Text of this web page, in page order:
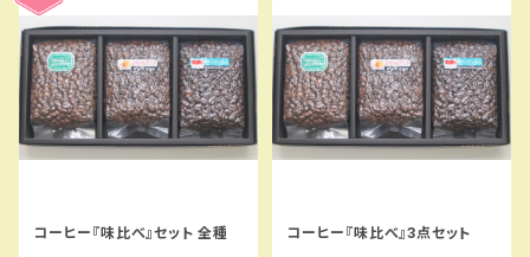
コーヒー『味比べ』セット 全種 コーヒー『味比べ』3点セット